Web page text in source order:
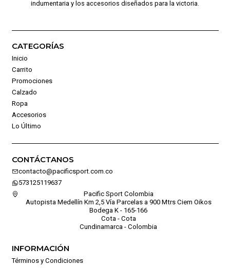
indumentaria y los accesorios diseñados para la victoria.
CATEGORÍAS
Inicio
Carrito
Promociones
Calzado
Ropa
Accesorios
Lo Último
CONTÁCTANOS
contacto@pacificsport.com.co
573125119637
Pacific Sport Colombia
Autopista Medellín Km 2,5 Vía Parcelas a 900 Mtrs Ciem Oikos
Bodega K - 165-166
Cota - Cota
Cundinamarca - Colombia
INFORMACIÓN
Términos y Condiciones